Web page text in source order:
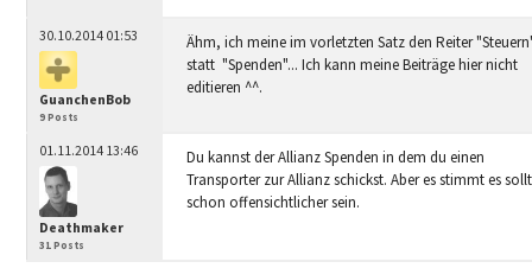
30.10.2014 01:53
GuanchenBob
9 Posts
Ähm, ich meine im vorletzten Satz den Reiter
statt "Spenden"... Ich kann meine Beiträge hier nicht
editieren ^^.
01.11.2014 13:46
Deathmaker
31 Posts
Du kannst der Allianz Spenden in dem du einen
Transporter zur Allianz schickst. Aber es stimmt es
schon offensichtlicher sein.